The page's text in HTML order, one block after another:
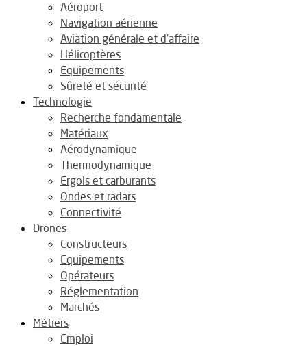
Aéroport
Navigation aérienne
Aviation générale et d’affaire
Hélicoptères
Equipements
Sûreté et sécurité
Technologie
Recherche fondamentale
Matériaux
Aérodynamique
Thermodynamique
Ergols et carburants
Ondes et radars
Connectivité
Drones
Constructeurs
Equipements
Opérateurs
Réglementation
Marchés
Métiers
Emploi